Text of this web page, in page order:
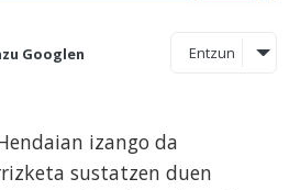
Googlen Entzun
izango da
sustatzen duen